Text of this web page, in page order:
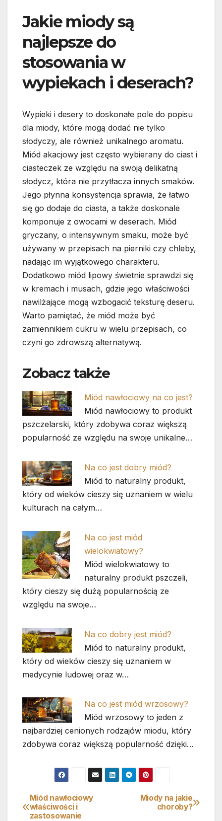
Jakie miody są
najlepsze do
stosowania w
wypiekach i deserach?
Wypieki i desery to doskonałe pole do popisu
dla miody, które mogą dodać nie tylko
słodyczy, ale również unikalnego aromatu.
Miód akacjowy jest często wybierany do ciast i
ciasteczek ze względu na swoją delikatną
słodycz, która nie przytłacza innych smaków.
Jego płynna konsystencja sprawia, że łatwo
się go dodaje do ciasta, a także doskonale
komponuje z owocami w deserach. Miód
gryczany, o intensywnym smaku, może być
używany w przepisach na pierniki czy chleby,
nadając im wyjątkowego charakteru.
Dodatkowo miód lipowy świetnie sprawdzi się
w kremach i musach, gdzie jego właściwości
nawilżające mogą wzbogacić teksturę deseru.
Warto pamiętać, że miód może być
zamiennikiem cukru w wielu przepisach, co
czyni go zdrowszą alternatywą.
Zobacz także
Miód nawłociowy na co jest?
Miód nawłociowy to produkt
pszczelarski, który zdobywa coraz większą
popularność ze względu na swoje unikalne…
Na co jest dobry miód?
Miód to naturalny produkt,
który od wieków cieszy się uznaniem w wielu
kulturach na całym…
Na co jest miód
wielokwiatowy?
Miód wielokwiatowy to
naturalny produkt pszczeli,
który cieszy się dużą popularnością ze
względu na swoje…
Na co dobry jest miód?
Miód to naturalny produkt,
który od wieków cieszy się uznaniem w
medycynie ludowej oraz w…
Na co jest miód wrzosowy?
Miód wrzosowy to jeden z
najbardziej cenionych rodzajów miodu, który
zdobywa coraz większą popularność dzięki…
Nawigacja
Miody na jakie
choroby?
Miód nawłociowy
właściwości i
zastosowanie